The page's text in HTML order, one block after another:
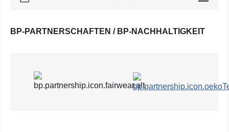
BP-PARTNERSCHAFTEN / BP-NACHHALTIGKEIT